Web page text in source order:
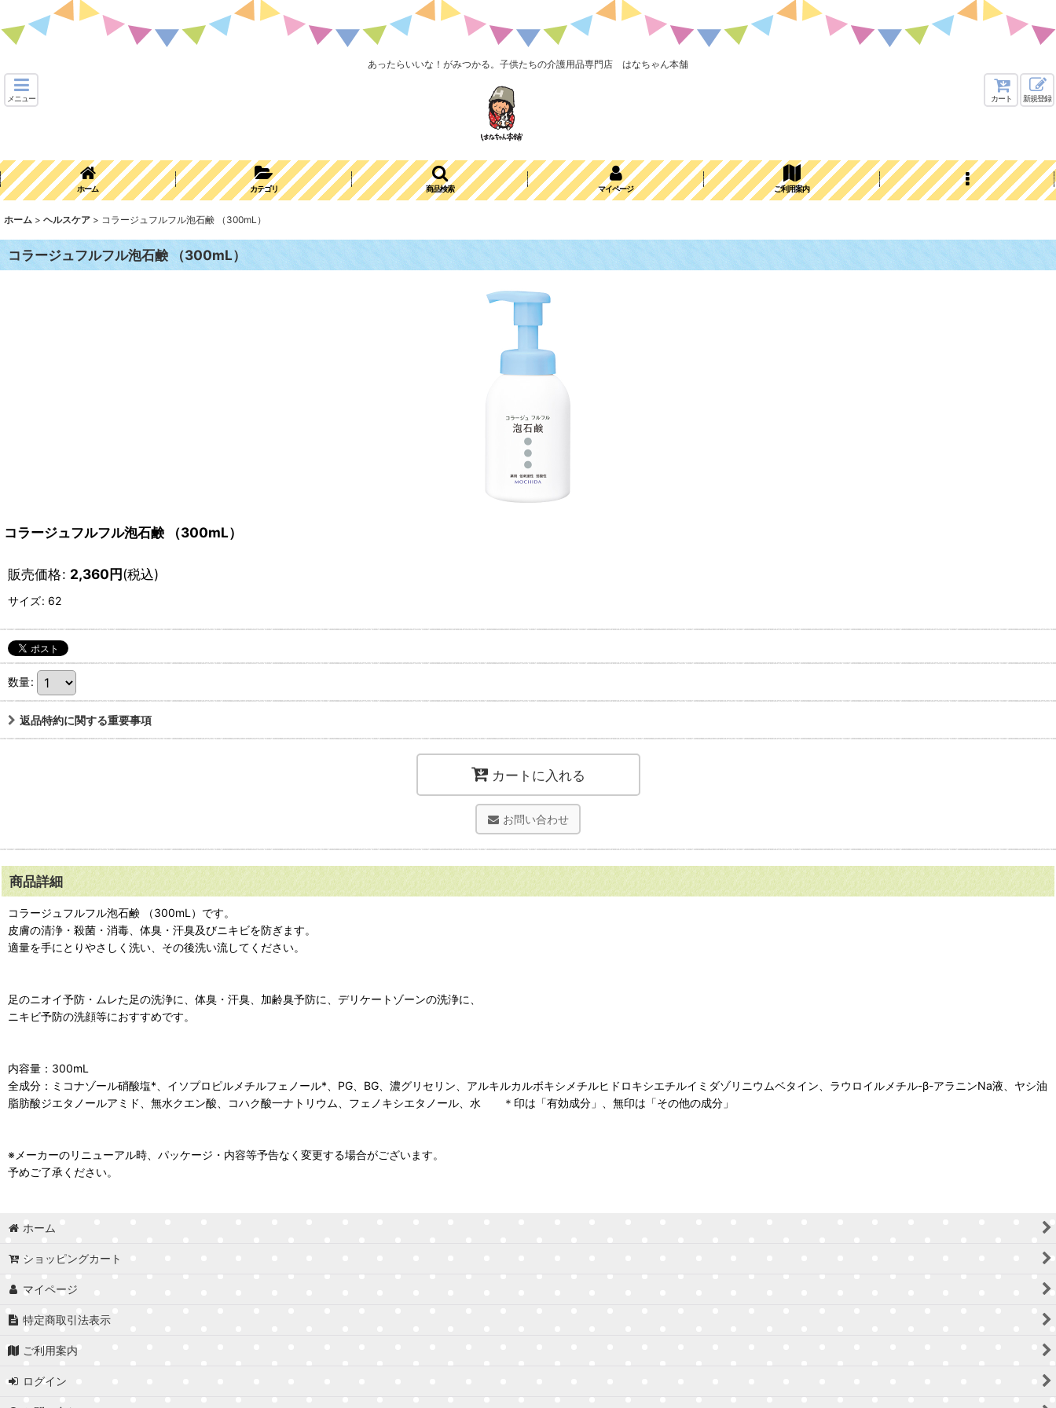
あったらいいな！がみつかる。子供たちの介護用品専門店 はなちゃん本舗
メニュー カート 新規登録
ホーム カテゴリ 商品検索 マイページ ご利用案内
ホーム > ヘルスケア > コラージュフルフル泡石鹸 （300mL）
コラージュフルフル泡石鹸 （300mL）
コラージュフルフル泡石鹸 （300mL）
販売価格: 2,360円(税込)
サイズ: 62
数量:
返品特約に関する重要事項
カートに入れる
お問い合わせ
商品詳細
コラージュフルフル泡石鹸 （300mL）です。
皮膚の清浄・殺菌・消毒、体臭・汗臭及びニキビを防ぎます。
適量を手にとりやさしく洗い、その後洗い流してください。
足のニオイ予防・ムレた足の洗浄に、体臭・汗臭、加齢臭予防に、デリケートゾーンの洗浄に、
ニキビ予防の洗顔等におすすめです。
内容量：300mL
全成分：ミコナゾール硝酸塩*、イソプロピルメチルフェノール*、PG、BG、濃グリセリン、アルキルカルボキシメチルヒドロキシエチルイミダゾリニウムベタイン、ラウロイルメチル-β-アラニンNa液、ヤシ油
脂肪酸ジエタノールアミド、無水クエン酸、コハク酸一ナトリウム、フェノキシエタノール、水 ＊印は「有効成分」、無印は「その他の成分」
※メーカーのリニューアル時、パッケージ・内容等予告なく変更する場合がございます。
予めご了承ください。
ホーム
ショッピングカート
マイページ
特定商取引法表示
ご利用案内
ログイン